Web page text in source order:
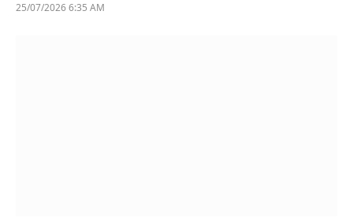
25/07/2026 6:35 AM